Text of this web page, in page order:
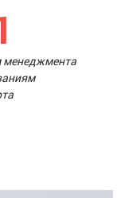
менеджмента